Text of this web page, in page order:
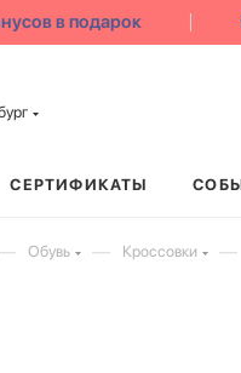
в подарок
СЕРТИФИКАТЫ
Обувь — Кроссовки —